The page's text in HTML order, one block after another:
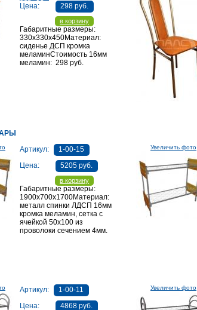
Цена:
298 руб.
в корзину
Габаритные размеры:
330х330х450Материал:
сиденье ДСП кромка
меламинСтоимость 16мм
меламин: 298 руб.
Артикул:
1-00-15
Цена:
5205 руб.
в корзину
Габаритные размеры:
1900х700х1700Материал:
металл спинки ЛДСП 16мм
кромка меламин, сетка с
ячейкой 50х100 из
проволоки сечением 4мм.
Увеличить фото
Артикул:
1-00-11
Цена:
4868 руб.
Увеличить фото